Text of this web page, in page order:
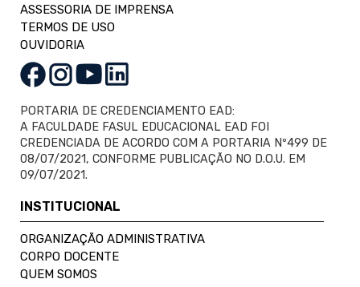
ASSESSORIA DE IMPRENSA
TERMOS DE USO
OUVIDORIA
PORTARIA DE CREDENCIAMENTO EAD:
A FACULDADE FASUL EDUCACIONAL EAD FOI
CREDENCIADA DE ACORDO COM A PORTARIA Nº499 DE
08/07/2021, CONFORME PUBLICAÇÃO NO D.O.U. EM
09/07/2021.
INSTITUCIONAL
ORGANIZAÇÃO ADMINISTRATIVA
CORPO DOCENTE
QUEM SOMOS